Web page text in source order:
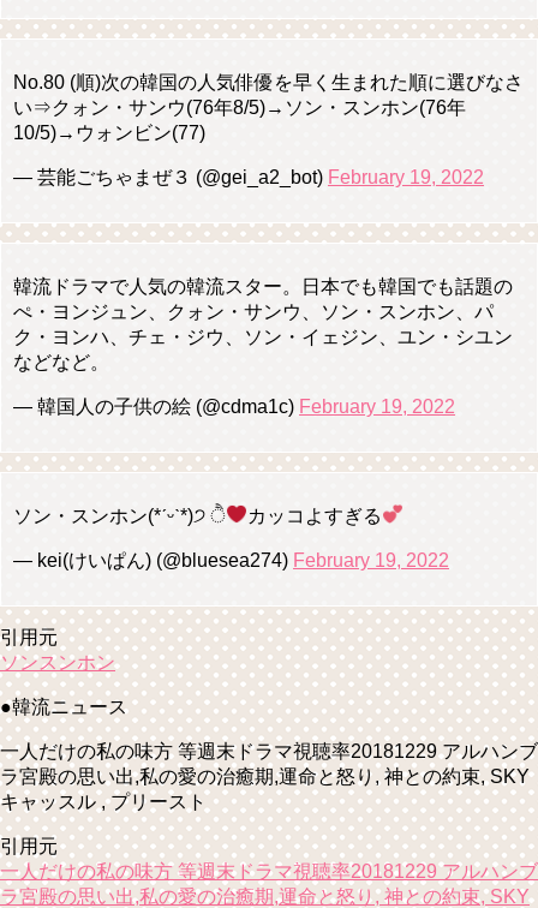
No.80 (順)次の韓国の人気俳優を早く生まれた順に選びなさ
い⇒クォン・サンウ(76年8/5)→ソン・スンホン(76年
10/5)→ウォンビン(77)
— 芸能ごちゃまぜ３ (@gei_a2_bot) February 19, 2022
韓流ドラマで人気の韓流スター。日本でも韓国でも話題の
ぺ・ヨンジュン、クォン・サンウ、ソン・スンホン、パ
ク・ヨンハ、チェ・ジウ、ソン・イェジン、ユン・シユン
などなど。
— 韓国人の子供の絵 (@cdma1c) February 19, 2022
ソン・スンホン(*ˊᵕˋ*)੭ ੈ ︎カッコよすぎる
— kei(けいぱん) (@bluesea274) February 19, 2022
引用元
ソンスンホン
●韓流ニュース
一人だけの私の味方 等週末ドラマ視聴率20181229 アルハンブ
ラ宮殿の思い出,私の愛の治癒期,運命と怒り, 神との約束, SKY
キャッスル , プリースト
引用元
一人だけの私の味方 等週末ドラマ視聴率20181229 アルハンブ
ラ宮殿の思い出,私の愛の治癒期,運命と怒り, 神との約束, SKY